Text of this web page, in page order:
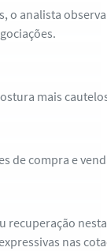
o analista
mais
de compra e
recuperação
nas